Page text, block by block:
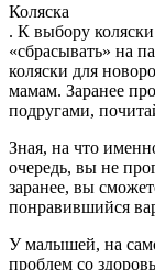
Коляска
. К выбору
«сбрасывать» на
коляски для
мамам. Заранее
подругами,
Зная, на что
очередь, вы не
заранее, вы
понравившийся
У малышей, на
проблем со